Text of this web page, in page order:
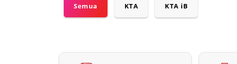
Semua KTA KTA iB